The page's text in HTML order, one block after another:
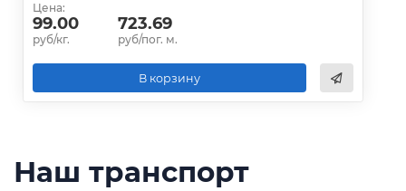
Цена:
99.00
руб/кг.
723.69
руб/пог. м.
В корзину
Наш транспорт